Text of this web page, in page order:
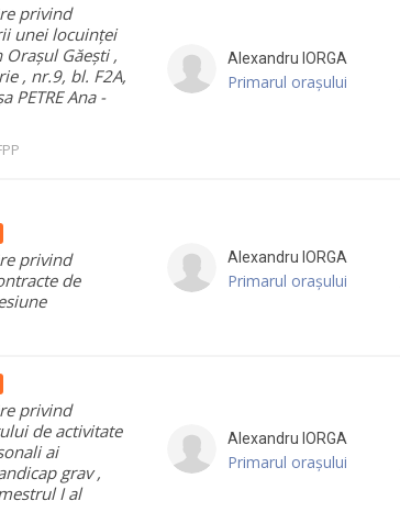
privind
unei locuinței
Găești ,
, nr.9, bl. F2A,
PETRE Ana -
Alexandru IORGA
Primarul orașului
privind
de
Alexandru IORGA
Primarul orașului
privind
de activitate
ai
grav ,
I al
Alexandru IORGA
Primarul orașului